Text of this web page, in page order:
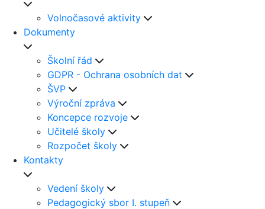
Volnočasové aktivity
Dokumenty
Školní řád
GDPR - Ochrana osobních dat
ŠVP
Výroční zpráva
Koncepce rozvoje
Učitelé školy
Rozpočet školy
Kontakty
Vedení školy
Pedagogický sbor I. stupeň